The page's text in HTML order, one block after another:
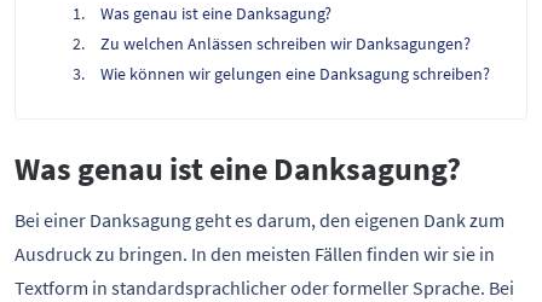
Was genau ist eine Danksagung?
Zu welchen Anlässen schreiben wir Danksagungen?
Wie können wir gelungen eine Danksagung schreiben?
Was genau ist eine Danksagung?
Bei einer Danksagung geht es darum, den eigenen Dank zum
Ausdruck zu bringen. In den meisten Fällen finden wir sie in
Textform in standardsprachlicher oder formeller Sprache. Bei